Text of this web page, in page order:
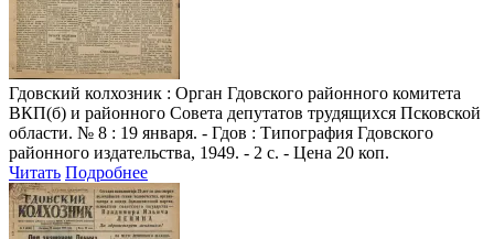
Гдовский колхозник : Орган Гдовского районного комитета
ВКП(б) и районного Совета депутатов трудящихся Псковской
области. № 8 : 19 января. - Гдов : Типография Гдовского
районного издательства, 1949. - 2 с. - Цена 20 коп.
Читать Подробнее